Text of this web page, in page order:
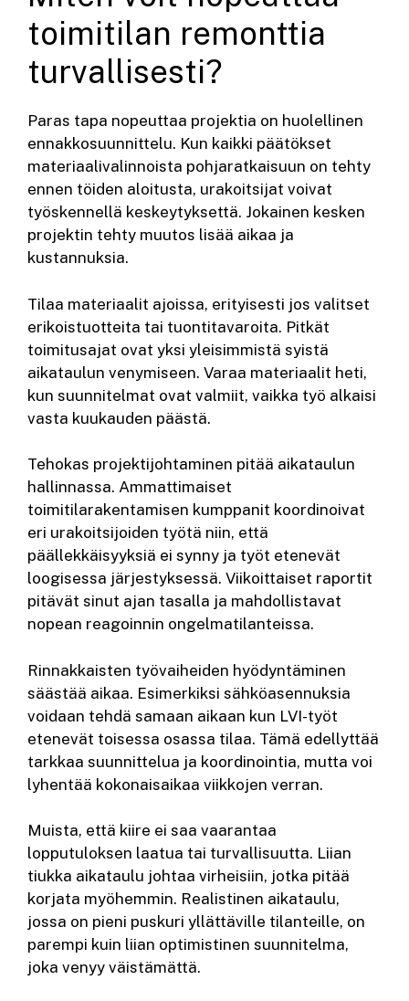
toimitilan remonttia
turvallisesti?
Paras tapa nopeuttaa projektia on huolellinen
ennakkosuunnittelu. Kun kaikki päätökset
materiaalivalinnoista pohjaratkaisuun on tehty
ennen töiden aloitusta, urakoitsijat voivat
työskennellä keskeytyksettä. Jokainen kesken
projektin tehty muutos lisää aikaa ja
kustannuksia.
Tilaa materiaalit ajoissa, erityisesti jos valitset
erikoistuotteita tai tuontitavaroita. Pitkät
toimitusajat ovat yksi yleisimmistä syistä
aikataulun venymiseen. Varaa materiaalit heti,
kun suunnitelmat ovat valmiit, vaikka työ alkaisi
vasta kuukauden päästä.
Tehokas projektijohtaminen pitää aikataulun
hallinnassa. Ammattimaiset
toimitilarakentamisen kumppanit koordinoivat
eri urakoitsijoiden työtä niin, että
päällekkäisyyksiä ei synny ja työt etenevät
loogisessa järjestyksessä. Viikoittaiset raportit
pitävät sinut ajan tasalla ja mahdollistavat
nopean reagoinnin ongelmatilanteissa.
Rinnakkaisten työvaiheiden hyödyntäminen
säästää aikaa. Esimerkiksi sähköasennuksia
voidaan tehdä samaan aikaan kun LVI-työt
etenevät toisessa osassa tilaa. Tämä edellyttää
tarkkaa suunnittelua ja koordinointia, mutta voi
lyhentää kokonaisaikaa viikkojen verran.
Muista, että kiire ei saa vaarantaa
lopputuloksen laatua tai turvallisuutta. Liian
tiukka aikataulu johtaa virheisiin, jotka pitää
korjata myöhemmin. Realistinen aikataulu,
jossa on pieni puskuri yllättäville tilanteille, on
parempi kuin liian optimistinen suunnitelma,
joka venyy väistämättä.